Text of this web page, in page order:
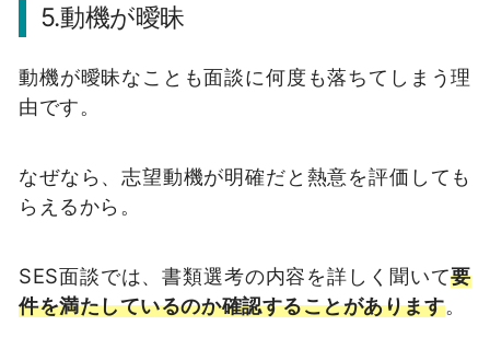
5.動機が曖昧
動機が曖昧なことも面談に何度も落ちてしまう理
由です。
なぜなら、志望動機が明確だと熱意を評価しても
らえるから。
SES面談では、書類選考の内容を詳しく聞いて要
件を満たしているのか確認することがあります。